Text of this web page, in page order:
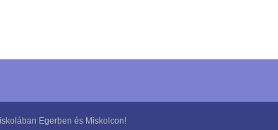
Egerben és Miskolcon!